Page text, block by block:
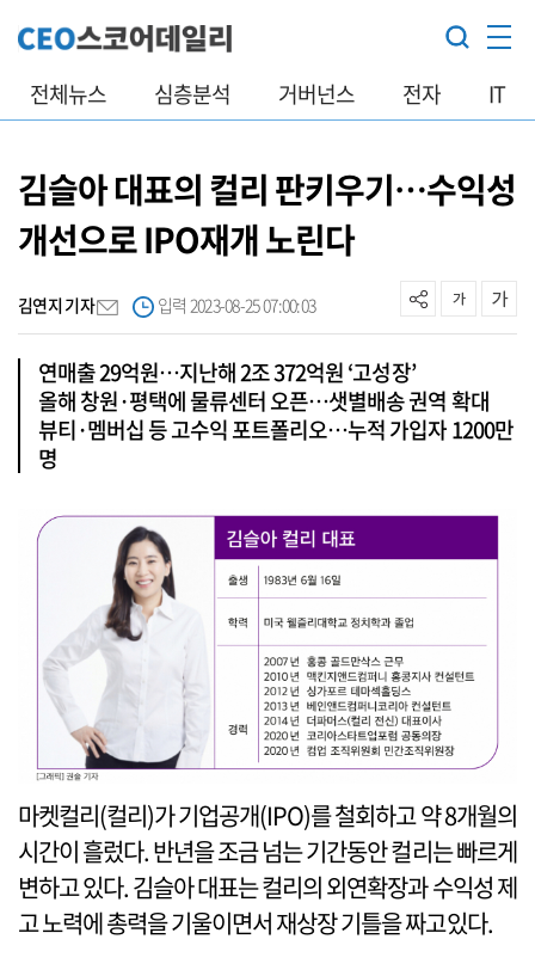
전체뉴스 심층분석 거버넌스 전자 IT
김슬아 대표의 컬리 판키우기…수익성
개선으로 IPO재개 노린다
김연지 기자 입력 2023-08-25 07:00:03
연매출 29억원…지난해 2조 372억원 ‘고성장’
올해 창원·평택에 물류센터 오픈…샛별배송 권역 확대
뷰티·멤버십 등 고수익 포트폴리오…누적 가입자 1200만
명
마켓컬리(컬리)가 기업공개(IPO)를 철회하고 약 8개월의
시간이 흘렀다. 반년을 조금 넘는 기간동안 컬리는 빠르게
변하고 있다. 김슬아 대표는 컬리의 외연확장과 수익성 제
고 노력에 총력을 기울이면서 재상장 기틀을 짜고있다.